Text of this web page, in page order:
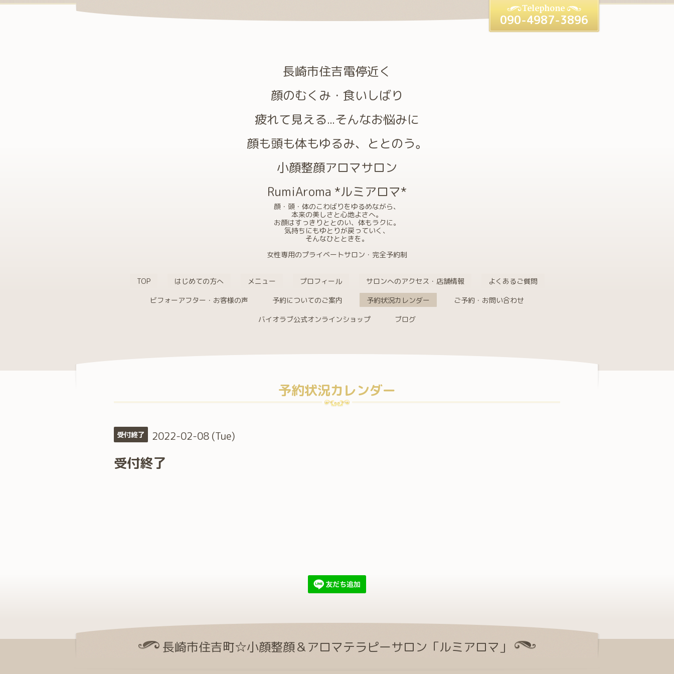
長崎市住吉電停近く
顔のむくみ・食いしばり
疲れて見える...そんなお悩みに
顔も頭も体もゆるみ、ととのう。
小顔整顔アロマサロン
RumiAroma *ルミアロマ*
顔・頭・体のこわばりをゆるめながら、
本来の美しさと心地よさへ。
お顔はすっきりととのい、体もラクに。
気持ちにもゆとりが戻っていく、
そんなひとときを。
女性専用のプライベートサロン・完全予約制
090-4987-3896
TOP はじめての方へ メニュー プロフィール サロンへのアクセス・店舗情報
よくあるご質問
ビフォーアフター・お客様の声
予約についてのご案内 予約状況カレンダー
ご予約・お問い合わせ
バイオラブ公式オンラインショップ
ブログ
予約状況カレンダー
受付終了 2022-02-08 (Tue)
受付終了
長崎市住吉町☆小顔整顔＆アロマテラピーサロン「ルミアロマ」